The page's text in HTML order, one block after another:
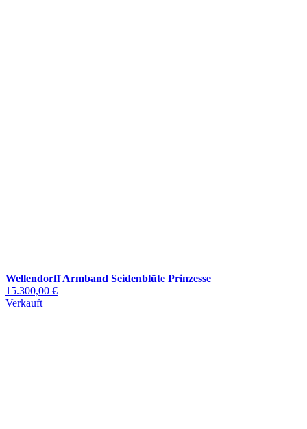
Wellendorff Armband Seidenblüte Prinzesse
15.300,00 €
Verkauft